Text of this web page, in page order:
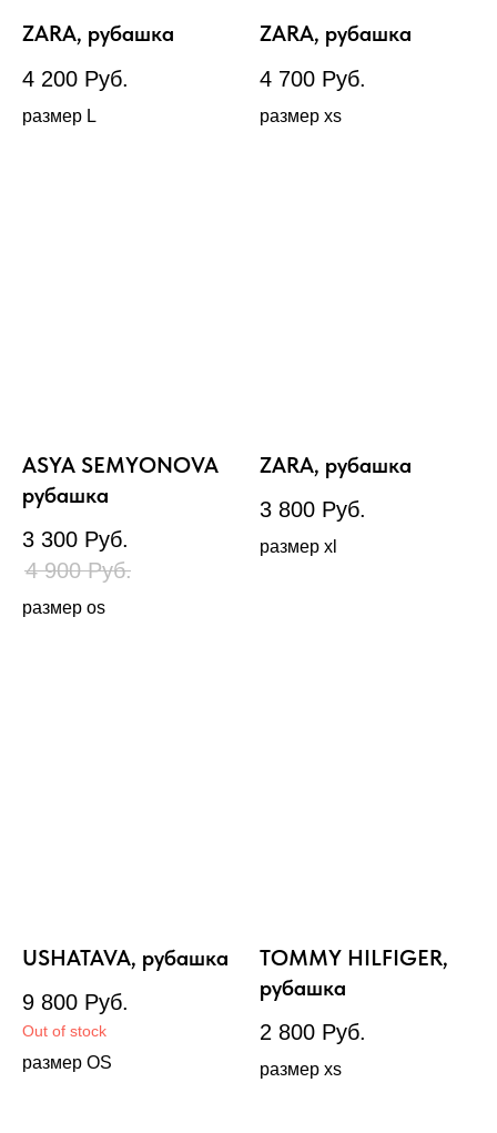
ZARA, рубашка
4 200 Руб.
размер L
ZARA, рубашка
4 700 Руб.
размер xs
ASYA SEMYONOVA
рубашка
3 300 Руб.
4 900 Руб.
размер os
ZARA, рубашка
3 800 Руб.
размер xl
USHATAVA, рубашка
9 800 Руб.
Out of stock
размер OS
TOMMY HILFIGER,
рубашка
2 800 Руб.
размер xs